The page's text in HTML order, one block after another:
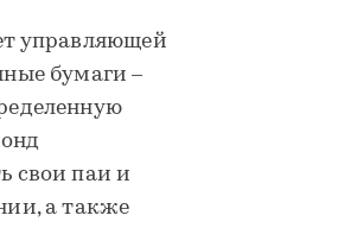
управляющей
бумаги –
свои паи и
а также